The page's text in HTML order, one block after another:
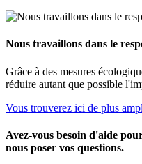
Nous travaillons dans le
Grâce à des mesures
réduire autant que possible
Vous trouverez ici de plus
Avez-vous besoin d'aide
nous poser vos questions.